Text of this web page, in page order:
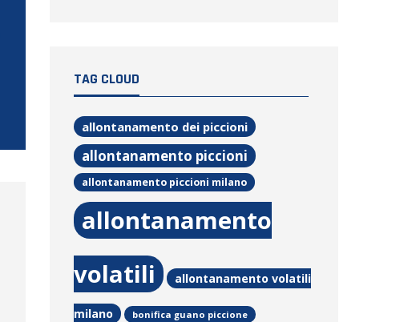
TAG CLOUD
allontanamento dei piccioni
allontanamento piccioni
allontanamento piccioni milano
allontanamento
volatili
allontanamento volatili
milano bonifica guano piccione